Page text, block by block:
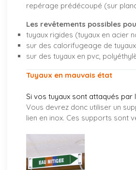
repérage prédécoupé (sur
Les revêtements possibles
tuyaux rigides (tuyaux en acier
sur des calorifugeage de
sur des tuyaux en pvc,
Tuyaux en mauvais état
Si vos tuyaux sont attaqués
Vous devrez donc utiliser un
lien en inox. Ces supports sont